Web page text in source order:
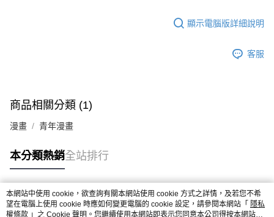
顯示電腦版詳細說明
客服
商品相關分類 (1)
漫畫 青年漫畫
本分類熱銷全站排行
熱門標籤
本網站中使用 cookie，欲查詢有關本網站使用 cookie 方式之詳情，及若您不希
望在電腦上使用 cookie 時應如何變更電腦的 cookie 設定，請參閱本網站「 隱私
權條款 」之 Cookie 聲明。您繼續使用本網站即表示您同意本公司得按本網站使